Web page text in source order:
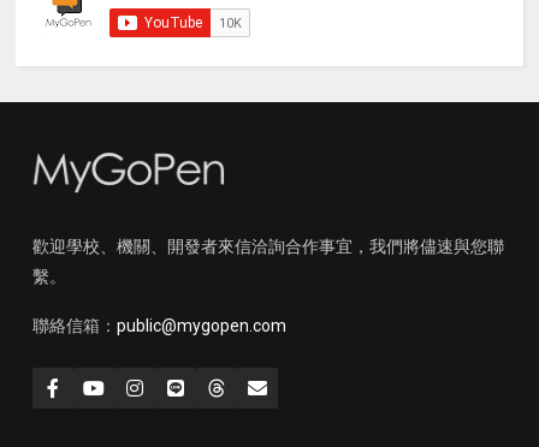
歡迎學校、機關、開發者來信洽詢合作事宜，我們將儘速與您聯
繫。
聯絡信箱： public@mygopen.com